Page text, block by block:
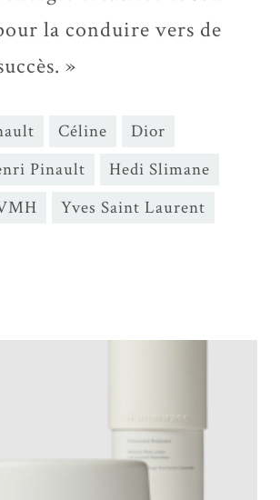
la conduire vers de
»
Céline
Dior
Pinault
Hedi Slimane
Yves Saint Laurent